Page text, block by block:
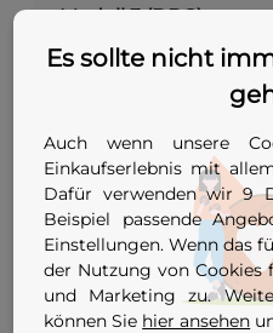
Modell 3 (DBG)
Modell 5
(Tiefenmessung,
Die Modelle mit
zusätzlich über einen
„Datenlogging", „USB-
Es sollte nicht
Auch wenn unsere
Einkaufserlebnis mit
Dafür verwenden wir 9
Beispiel passende
Einstellungen. Wenn das
der Nutzung von Cookies
und Marketing zu.
können Sie hier ansehen